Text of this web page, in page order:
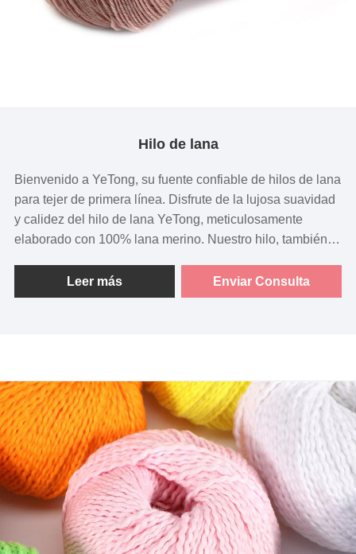
Hilo de lana
Bienvenido a YeTong, su fuente confiable de hilos de lana
para tejer de primera línea. Disfrute de la lujosa suavidad
y calidez del hilo de lana YeTong, meticulosamente
elaborado con 100% lana merino. Nuestro hilo, también
específicamente para tejer bufandas, suéteres y diversas
manualidades de bricolaje.
Leer más Enviar Consulta